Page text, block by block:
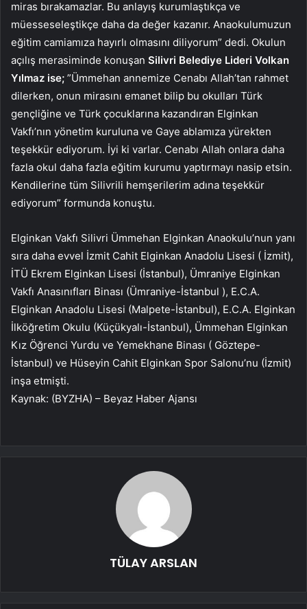
miras bırakamazlar. Bu anlayış kurumlaştıkça ve
müesseseleştikçe daha da değer kazanır. Anaokulumuzun
eğitim camiamıza hayırlı olmasını diliyorum” dedi. Okulun
açılış merasiminde konuşan Silivri Belediye Lideri Volkan
Yılmaz ise; ”Ümmehan annemize Cenabı Allah’tan rahmet
dilerken, onun mirasını emanet bilip bu okulları Türk
gençliğine ve Türk çocuklarına kazandıran Elginkan
Vakfı’nın yönetim kuruluna ve Gaye ablamıza yürekten
teşekkür ediyorum. İyi ki varlar. Cenabı Allah onlara daha
fazla okul daha fazla eğitim kurumu yaptırmayı nasip etsin.
Kendilerine tüm Silivrili hemşerilerim adına teşekkür
ediyorum” formunda konuştu.
Elginkan Vakfı Silivri Ümmehan Elginkan Anaokulu’nun yanı
sıra daha evvel İzmit Cahit Elginkan Anadolu Lisesi ( İzmit),
İTÜ Ekrem Elginkan Lisesi (İstanbul), Ümraniye Elginkan
Vakfı Anasınıfları Binası (Ümraniye-İstanbul ), E.C.A.
Elginkan Anadolu Lisesi (Malpete-İstanbul), E.C.A. Elginkan
İlköğretim Okulu (Küçükyalı-İstanbul), Ümmehan Elginkan
Kız Öğrenci Yurdu ve Yemekhane Binası ( Göztepe-
İstanbul) ve Hüseyin Cahit Elginkan Spor Salonu’nu (İzmit)
inşa etmişti.
Kaynak: (BYZHA) – Beyaz Haber Ajansı
TÜLAY ARSLAN